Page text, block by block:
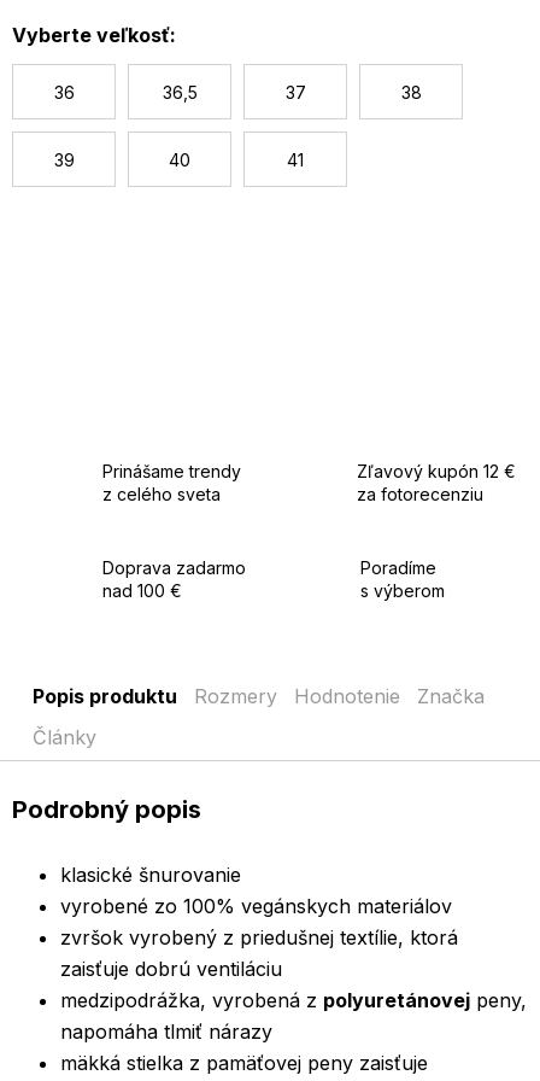
Vyberte veľkosť:
36 36,5 37 38
39 40 41
Prinášame trendy
z celého sveta
Zľavový kupón 12 €
za fotorecenziu
Doprava zadarmo
nad 100 €
Poradíme
s výberom
Popis produktu Rozmery Hodnotenie
Značka
Články
Podrobný popis
klasické šnurovanie
vyrobené zo 100% vegánskych materiálov
zvršok vyrobený z priedušnej textílie, ktorá
zaisťuje dobrú ventiláciu
medzipodrážka, vyrobená z polyuretánovej peny,
napomáha tlmiť nárazy
mäkká stielka z pamäťovej peny zaisťuje